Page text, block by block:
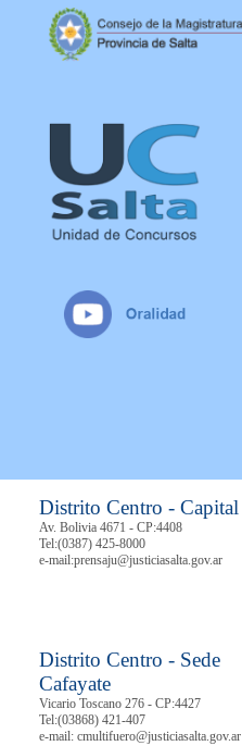
Distrito Centro - Capital
Av. Bolivia 4671 - CP:4408
Tel:(0387) 425-8000
e-mail:prensaju@justiciasalta.gov.ar
Distrito Centro - Sede
Cafayate
Vicario Toscano 276 - CP:4427
Tel:(03868) 421-407
e-mail: cmultifuero@justiciasalta.gov.ar